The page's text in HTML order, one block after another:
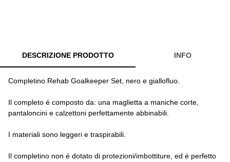
DESCRIZIONE PRODOTTO INFO
Completino Rehab Goalkeeper Set, nero e giallofluo.
Il completo é composto da: una maglietta a maniche corte,
pantaloncini e calzettoni perfettamente abbinabili.
I materiali sono leggeri e traspirabili.
Il completino non é dotato di protezioni/imbottiture, ed é perfetto